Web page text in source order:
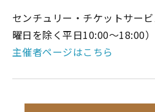
センチュリー・チケットサー
曜日を除く平日10:00～18:00）
主催者ページはこちら